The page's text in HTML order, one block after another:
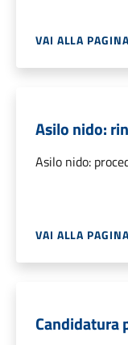
VAI ALLA PAGINA
Asilo nido:
Asilo nido:
VAI ALLA PAGINA
Candidatura